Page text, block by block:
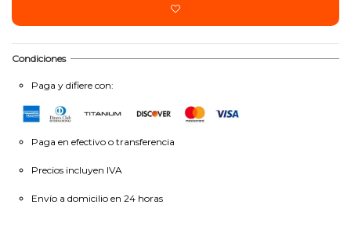
Condiciones
Paga y difiere con:
Paga en efectivo o transferencia
Precios incluyen IVA
Envío a domicilio en 24 horas